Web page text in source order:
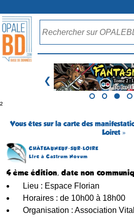
❮
²
Vous êtes sur la carte des
Loiret »
CHÂTEAUNEUF-SUR-LOIRE
Lire à Castrum Novum
4 ème édition, date non
Lieu : Espace Florian
Horaires : de 10h00 à 18h00
Organisation : Association